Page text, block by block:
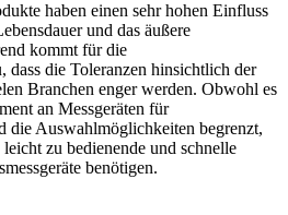
haben einen sehr hohen Einfluss
und das äußere
kommt für die
die Toleranzen hinsichtlich der
Branchen enger werden. Obwohl es
an Messgeräten für
die Auswahlmöglichkeiten begrenzt,
zu bedienende und schnelle
benötigen.